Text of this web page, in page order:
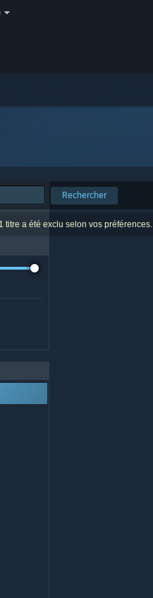
Rechercher
titre a été exclu selon vos préférences.